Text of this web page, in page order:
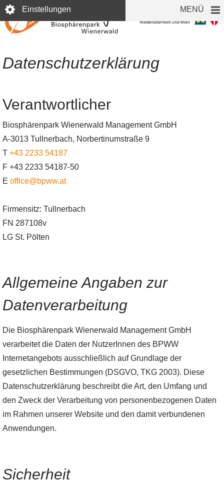
Direkt
zum
Inhalt
Einstellungen MENÜ
Datenschutzerklärung
Verantwortlicher
Biosphärenpark Wienerwald Management GmbH
A-3013 Tullnerbach, Norbertinumstraße 9
T +43 2233 54187
F +43 2233 54187-50
E office@bpww.at
Firmensitz: Tullnerbach
FN 287108v
LG St. Pölten
Allgemeine Angaben zur
Datenverarbeitung
Die Biosphärenpark Wienerwald Management GmbH
verarbeitet die Daten der NutzerInnen des BPWW
Internetangebots ausschließlich auf Grundlage der
gesetzlichen Bestimmungen (DSGVO, TKG 2003). Diese
Datenschutzerklärung beschreibt die Art, den Umfang und
den Zweck der Verarbeitung von personenbezogenen Daten
im Rahmen unserer Website und den damit verbundenen
Anwendungen.
Sicherheit